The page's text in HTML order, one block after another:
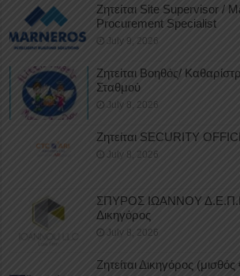
Ζητείται Site Supervisor /
Procurement Specialist
July 9, 2026
Ζητείται Βοηθός/
Σταθμού
July 8, 2026
Ζητείται SECURITY
July 8, 2026
ΣΠΥΡΟΣ ΙΩΑΝΝΟΥ
Δικηγόρος
July 8, 2026
Ζητείται Δικηγόρος